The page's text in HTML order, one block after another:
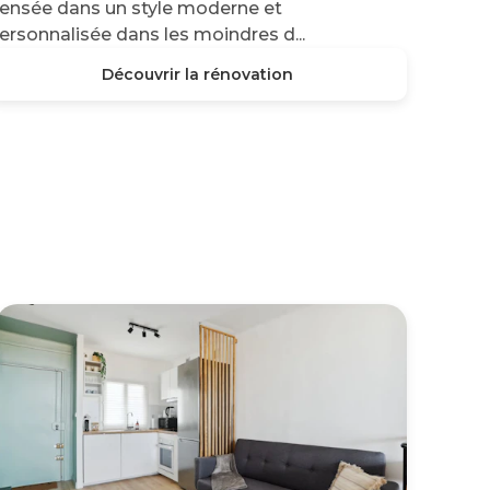
dans un style moderne et
dans les moindres d...
Découvrir la rénovation